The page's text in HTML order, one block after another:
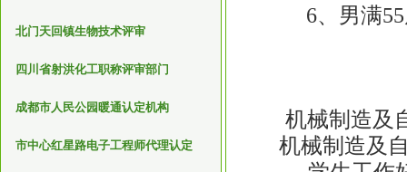
北门天回镇生物技术评审
四川省射洪化工职称评审部门
成都市人民公园暖通认定机构
市中心红星路电子工程师代理认定
6、男满55
机械制造及
机械制造及自